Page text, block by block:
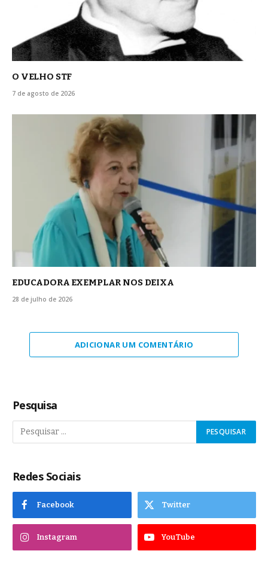
O VELHO STF
7 de agosto de 2026
EDUCADORA EXEMPLAR NOS DEIXA
28 de julho de 2026
ADICIONAR UM COMENTÁRIO
Pesquisa
Redes Sociais
Facebook Twitter
Instagram YouTube